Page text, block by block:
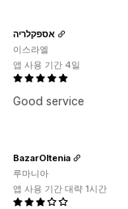
Good service
אספקלריה
이스라엘
앱 사용 기간 4일
BazarOltenia
루마니아
앱 사용 기간 대략 1시간